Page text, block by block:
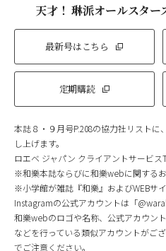
天才！ 琳派オールスター
最新号はこちら
定期購読
本誌８・９月号P.208の協力社リスト
し上げます。
ロエベ ジャパン クライアントサービス
※和樂本誌ならびに和樂webに関する
※小学館が雑誌『和樂』およびWEBサ
Instagramの公式アカウントは「
和樂webのロゴや名称、公式アカウン
などを行っている類似アカウントがご
でご注意ください。